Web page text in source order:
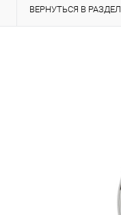
ВЕРНУТЬСЯ В РАЗДЕЛ